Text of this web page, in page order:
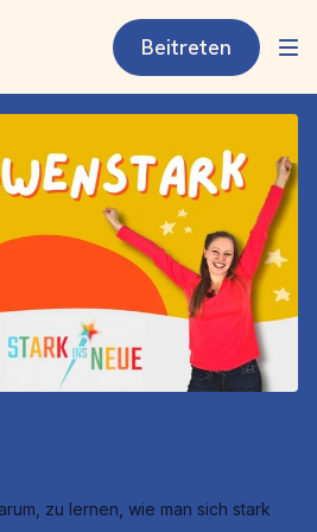
Beitreten
zu lernen, wie man sich stark